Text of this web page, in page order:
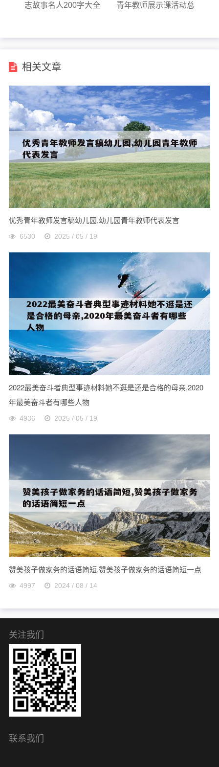
志故事名人200字大全
青年教师展示课活动总
相关文章
优秀青年教师发言稿幼儿园,幼儿园青年教师代表发言
6530 2025 / 05 / 19
2022最美奋斗者典型事迹材料她不逛是还是合格的母亲,2020
年最美奋斗者有哪些人物
4936 2025 / 05 / 19
赞美孩子做家务的话语简短,赞美孩子做家务的话语简短一点
4997 2024 / 08 / 14
关注我们
联系我们